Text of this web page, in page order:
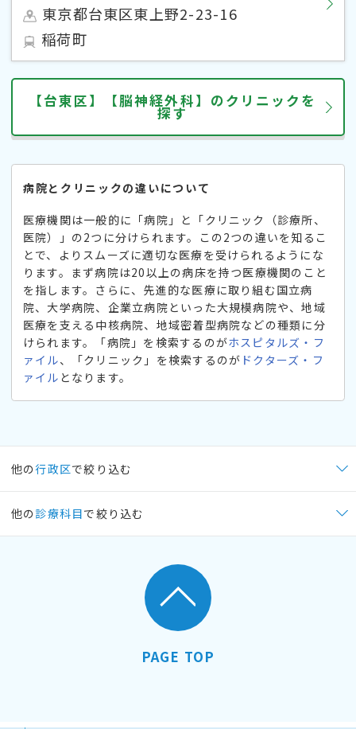
東京都台東区東上野2-23-16
稲荷町
【台東区】【脳神経外科】のクリニックを
探す
病院とクリニックの違いについて
医療機関は一般的に「病院」と「クリニック（診療所、
医院）」の2つに分けられます。この2つの違いを知るこ
とで、よりスムーズに適切な医療を受けられるようにな
ります。まず病院は20以上の病床を持つ医療機関のこと
を指します。さらに、先進的な医療に取り組む国立病
院、大学病院、企業立病院といった大規模病院や、地域
医療を支える中核病院、地域密着型病院などの種類に分
けられます。「病院」を検索するのがホスピタルズ・フ
ァイル、「クリニック」を検索するのが ドクターズ・フ
ァイル となります。
他の行政区で絞り込む
他の 診療科目で絞り込む
PAGE TOP